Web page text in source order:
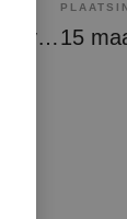
Tijdelijk met uitzicht op vast15